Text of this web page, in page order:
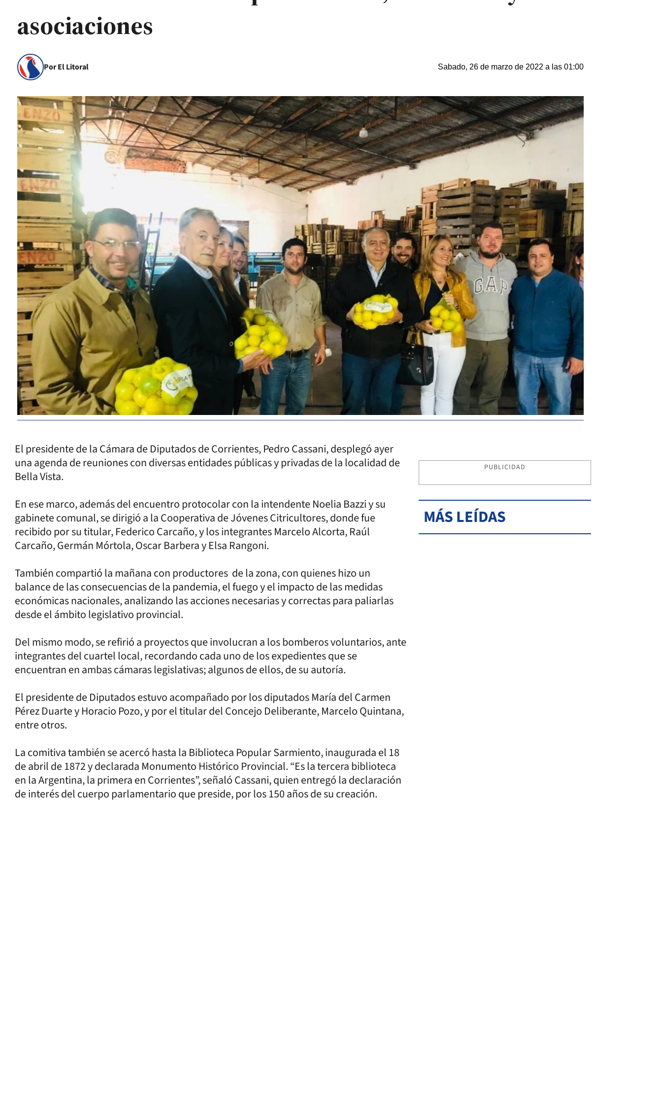
asociaciones
Por El Litoral Sabado, 26 de marzo de 2022 a las 01:00
El presidente de la Cámara de Diputados de Corrientes, Pedro Cassani, desplegó ayer
una agenda de reuniones con diversas entidades públicas y privadas de la localidad de
Bella Vista.
En ese marco, además del encuentro protocolar con la intendente Noelia Bazzi y su
gabinete comunal, se dirigió a la Cooperativa de Jóvenes Citricultores, donde fue
recibido por su titular, Federico Carcaño, y los integrantes Marcelo Alcorta, Raúl
Carcaño, Germán Mórtola, Oscar Barbera y Elsa Rangoni.
También compartió la mañana con productores de la zona, con quienes hizo un
balance de las consecuencias de la pandemia, el fuego y el impacto de las medidas
económicas nacionales, analizando las acciones necesarias y correctas para paliarlas
desde el ámbito legislativo provincial.
Del mismo modo, se refirió a proyectos que involucran a los bomberos voluntarios, ante
integrantes del cuartel local, recordando cada uno de los expedientes que se
encuentran en ambas cámaras legislativas; algunos de ellos, de su autoría.
El presidente de Diputados estuvo acompañado por los diputados María del Carmen
Pérez Duarte y Horacio Pozo, y por el titular del Concejo Deliberante, Marcelo Quintana,
entre otros.
La comitiva también se acercó hasta la Biblioteca Popular Sarmiento, inaugurada el 18
de abril de 1872 y declarada Monumento Histórico Provincial. “Es la tercera biblioteca
en la Argentina, la primera en Corrientes”, señaló Cassani, quien entregó la declaración
de interés del cuerpo parlamentario que preside, por los 150 años de su creación.
PUBLICIDAD
MÁS LEÍDAS